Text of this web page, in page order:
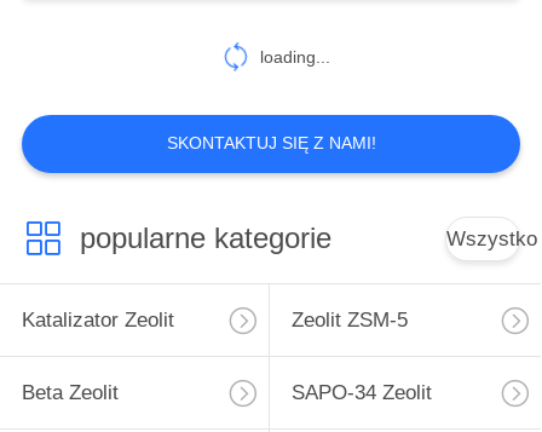
loading...
SKONTAKTUJ SIĘ Z NAMI!
popularne kategorie Wszystko
Katalizator Zeolit Zeolit ​​ZSM-5
Beta Zeolit SAPO-34 Zeolit